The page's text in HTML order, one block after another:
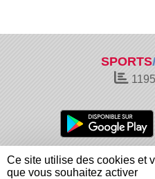
SPORTS
Charte cookies
Informations légales
Ce site utilise des cookies et
que vous souhaitez activer